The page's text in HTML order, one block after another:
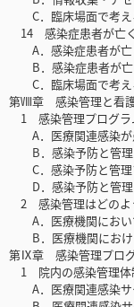
C．臨床場面で考え
14 感染症患者が亡
A．感染症患者が亡
B．感染症患者が亡
C．臨床場面で考え
第Ⅷ章 感染管理と看
1 感染管理プログラ
A．医療関連感染が
B．感染予防と管理
C．感染予防と管理
D．感染予防と管理
2 感染管理はどのよ
A．医療機関におい
B．医療機関におけ
第Ⅸ章 感染管理プロ
1 院内の感染管理体
A．医療関連感染サ